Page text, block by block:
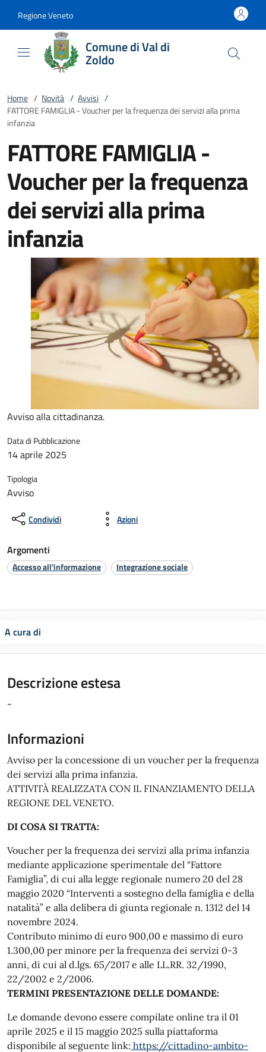
Regione Veneto
Comune di Val di
Zoldo
Home / Novità / Avvisi /
FATTORE FAMIGLIA - Voucher per la frequenza dei servizi alla prima
infanzia
FATTORE FAMIGLIA -
Voucher per la frequenza
dei servizi alla prima
infanzia
Avviso alla cittadinanza.
Data di Pubblicazione
14 aprile 2025
Tipologia
Avviso
Condividi Azioni
Argomenti
Accesso all'informazione Integrazione sociale
A cura di
Descrizione estesa
-
Informazioni
Avviso per la concessione di un voucher per la frequenza
dei servizi alla prima infanzia.
ATTIVITÀ REALIZZATA CON IL FINANZIAMENTO DELLA
REGIONE DEL VENETO.
DI COSA SI TRATTA:
Voucher per la frequenza dei servizi alla prima infanzia
mediante applicazione sperimentale del “Fattore
Famiglia”, di cui alla legge regionale numero 20 del 28
maggio 2020 “Interventi a sostegno della famiglia e della
natalità” e alla delibera di giunta regionale n. 1312 del 14
novembre 2024.
Contributo minimo di euro 900,00 e massimo di euro
1.300,00 per minore per la frequenza dei servizi 0-3
anni, di cui al d.lgs. 65/2017 e alle LL.RR. 32/1990,
22/2002 e 2/2006.
TERMINI PRESENTAZIONE DELLE DOMANDE:
Le domande devono essere compilate online tra il 01
aprile 2025 e il 15 maggio 2025 sulla piattaforma
disponibile al seguente link: https://cittadino-ambito-